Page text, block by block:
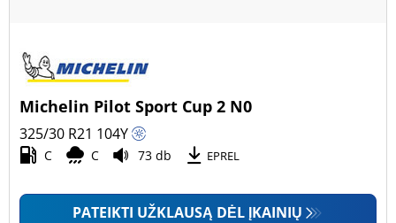
Michelin Pilot Sport Cup 2 N0
325/30 R21 104Y
C C 73 db EPREL
PATEIKTI UŽKLAUSĄ DĖL ĮKAINIŲ